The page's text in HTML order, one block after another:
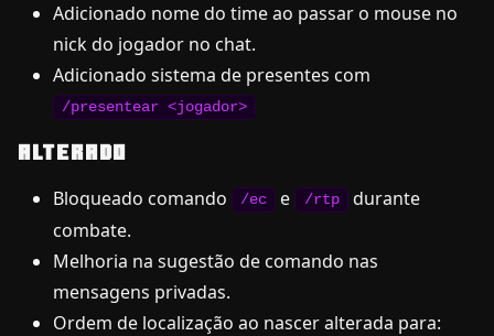
Adicionado nome do time ao passar o mouse no
nick do jogador no chat.
Adicionado sistema de presentes com
/presentear <jogador>
ALTERADO
Bloqueado comando /ec e /rtp durante
combate.
Melhoria na sugestão de comando nas
mensagens privadas.
Ordem de localização ao nascer alterada para: